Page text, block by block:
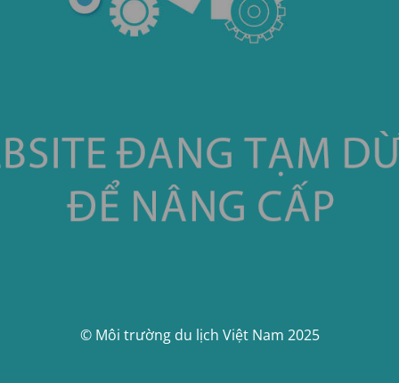
© Môi trường du lịch Việt Nam 2025